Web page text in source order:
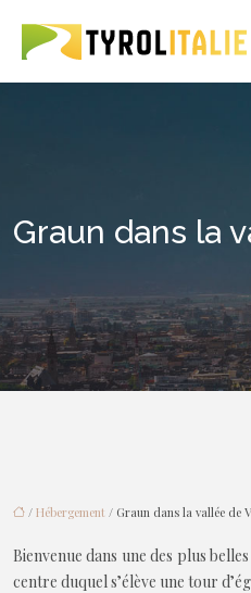
Graun dans la
/ Hébergement / Graun dans la vallée de
Bienvenue dans une des plus
centre duquel s’élève une tour